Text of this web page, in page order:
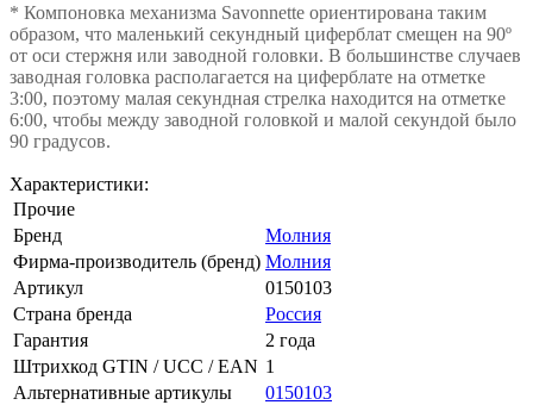
* Компоновка механизма Savonnette ориентирована таким
образом, что маленький секундный циферблат смещен на 90º
от оси стержня или заводной головки. В большинстве случаев
заводная головка располагается на циферблате на отметке
3:00, поэтому малая секундная стрелка находится на отметке
6:00, чтобы между заводной головкой и малой секундой было
90 градусов.
Характеристики:
Прочие
Бренд
Молния
Фирма-производитель (бренд) Молния
Артикул
0150103
Страна бренда
Россия
Гарантия
2 года
Штрихкод GTIN / UCC / EAN 1
Альтернативные артикулы
0150103